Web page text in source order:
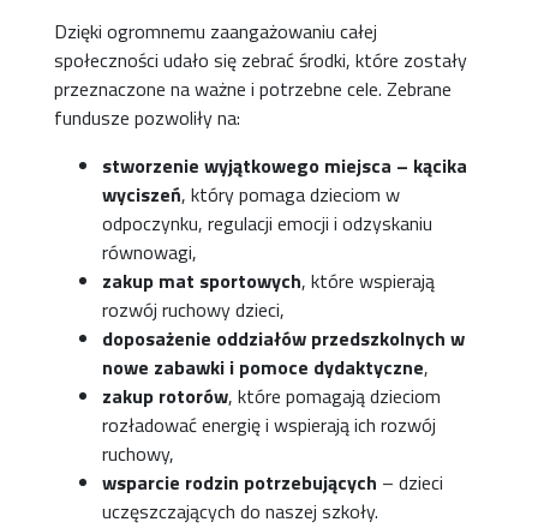
Dzięki ogromnemu zaangażowaniu całej
społeczności udało się zebrać środki, które zostały
przeznaczone na ważne i potrzebne cele. Zebrane
fundusze pozwoliły na:
stworzenie wyjątkowego miejsca – kącika
wyciszeń, który pomaga dzieciom w
odpoczynku, regulacji emocji i odzyskaniu
równowagi,
zakup mat sportowych, które wspierają
rozwój ruchowy dzieci,
doposażenie oddziałów przedszkolnych w
nowe zabawki i pomoce dydaktyczne,
zakup rotorów, które pomagają dzieciom
rozładować energię i wspierają ich rozwój
ruchowy,
wsparcie rodzin potrzebujących – dzieci
uczęszczających do naszej szkoły.